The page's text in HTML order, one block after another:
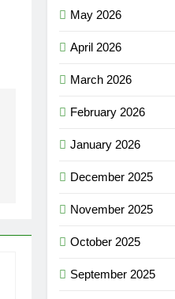
May 2026
April 2026
March 2026
February 2026
January 2026
December 2025
November 2025
October 2025
September 2025